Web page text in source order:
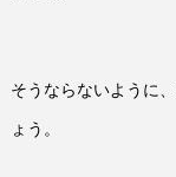
そうならないように
ょう。